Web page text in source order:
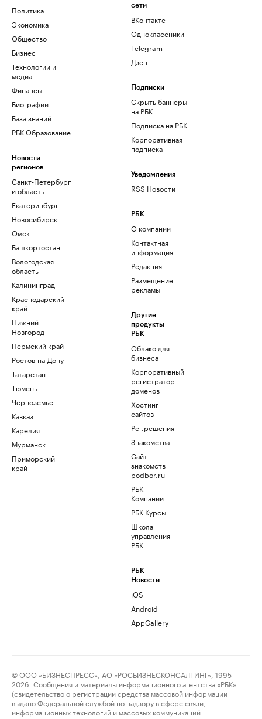
Политика
Экономика
Общество
Бизнес
Технологии и
медиа
Финансы
Биографии
База знаний
РБК Образование
Новости
регионов
Санкт-Петербург
и область
Екатеринбург
Новосибирск
Омск
Башкортостан
Вологодская
область
Калининград
Краснодарский
край
Нижний
Новгород
Пермский край
Ростов-на-Дону
Татарстан
Тюмень
Черноземье
Кавказ
Карелия
Мурманск
Приморский
край
сети
ВКонтакте
Одноклассники
Telegram
Дзен
Подписки
Скрыть баннеры
на РБК
Подписка на РБК
Корпоративная
подписка
Уведомления
RSS Новости
РБК
О компании
Контактная
информация
Редакция
Размещение
рекламы
Другие
продукты
РБК
Облако для
бизнеса
Корпоративный
регистратор
доменов
Хостинг
сайтов
Рег.решения
Знакомства
Сайт
знакомств
podbor.ru
РБК
Компании
РБК Курсы
Школа
управления
РБК
РБК
Новости
iOS
Android
AppGallery
© ООО «БИЗНЕСПРЕСС», АО «РОСБИЗНЕСКОНСАЛТИНГ», 1995–
2026. Сообщения и материалы информационного агентства «РБК»
(свидетельство о регистрации средства массовой информации
выдано Федеральной службой по надзору в сфере связи,
информационных технологий и массовых коммуникаций